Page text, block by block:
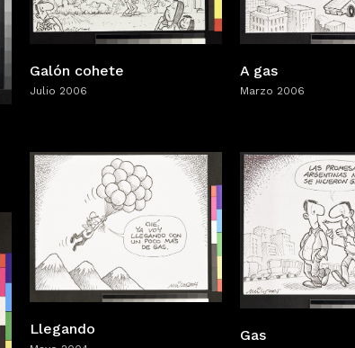
Galón cohete
Julio 2006
A gas
Marzo 2006
Llegando Gas